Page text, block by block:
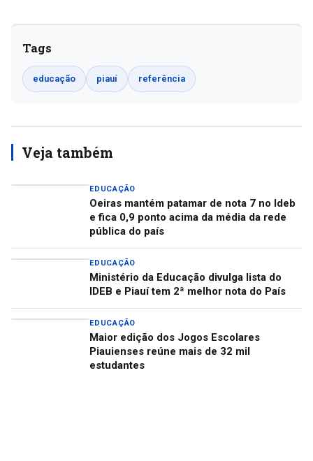
Tags
educação piauí referência
Veja também
EDUCAÇÃO
Oeiras mantém patamar de nota 7 no Ideb
e fica 0,9 ponto acima da média da rede
pública do país
EDUCAÇÃO
Ministério da Educação divulga lista do
IDEB e Piauí tem 2ª melhor nota do País
EDUCAÇÃO
Maior edição dos Jogos Escolares
Piauienses reúne mais de 32 mil
estudantes